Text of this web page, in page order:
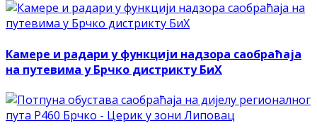
Камере и радари у функцији надзора саобраћаја
на путевима у Брчко дистрикту БиХ